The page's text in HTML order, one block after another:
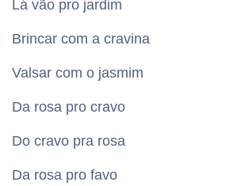
Lá vão pro jardim
Brincar com a cravina
Valsar com o jasmim
Da rosa pro cravo
Do cravo pra rosa
Da rosa pro favo